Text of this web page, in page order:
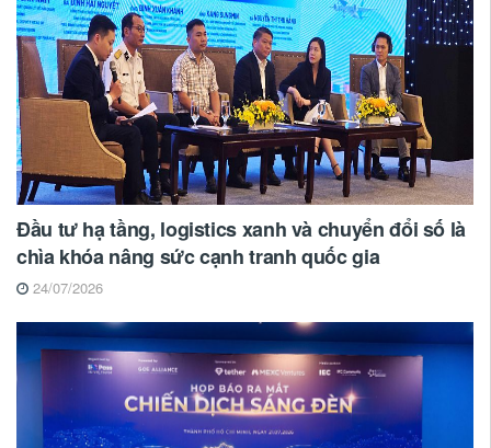
Đầu tư hạ tầng, logistics xanh và chuyển đổi số là
chìa khóa nâng sức cạnh tranh quốc gia
24/07/2026